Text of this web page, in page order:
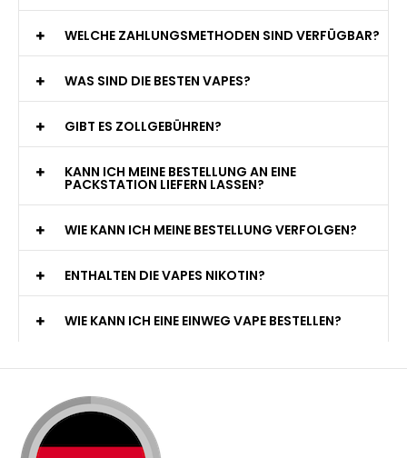
WELCHE ZAHLUNGSMETHODEN SIND VERFÜGBAR?
WAS SIND DIE BESTEN VAPES?
GIBT ES ZOLLGEBÜHREN?
KANN ICH MEINE BESTELLUNG AN EINE
PACKSTATION LIEFERN LASSEN?
WIE KANN ICH MEINE BESTELLUNG VERFOLGEN?
ENTHALTEN DIE VAPES NIKOTIN?
WIE KANN ICH EINE EINWEG VAPE BESTELLEN?